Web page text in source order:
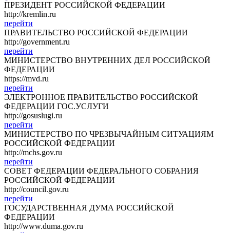
ПРЕЗИДЕНТ РОССИЙСКОЙ ФЕДЕРАЦИИ
http://kremlin.ru
перейти
ПРАВИТЕЛЬСТВО РОССИЙСКОЙ ФЕДЕРАЦИИ
http://government.ru
перейти
МИНИСТЕРСТВО ВНУТРЕННИХ ДЕЛ РОССИЙСКОЙ
ФЕДЕРАЦИИ
https://mvd.ru
перейти
ЭЛЕКТРОННОЕ ПРАВИТЕЛЬСТВО РОССИЙСКОЙ
ФЕДЕРАЦИИ ГОС.УСЛУГИ
http://gosuslugi.ru
перейти
МИНИСТЕРСТВО ПО ЧРЕЗВЫЧАЙНЫМ СИТУАЦИЯМ
РОССИЙСКОЙ ФЕДЕРАЦИИ
http://mchs.gov.ru
перейти
СОВЕТ ФЕДЕРАЦИИ ФЕДЕРАЛЬНОГО СОБРАНИЯ
РОССИЙСКОЙ ФЕДЕРАЦИИ
http://council.gov.ru
перейти
ГОСУДАРСТВЕННАЯ ДУМА РОССИЙСКОЙ
ФЕДЕРАЦИИ
http://www.duma.gov.ru